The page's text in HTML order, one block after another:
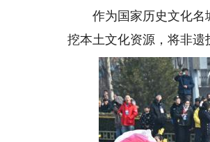
作为国家历史文化名城
挖本土文化资源，将非遗